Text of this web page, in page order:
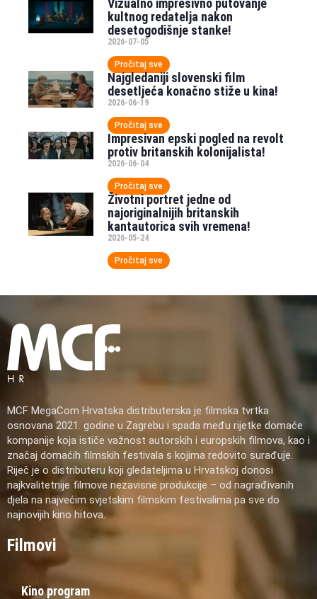
Vizualno impresivno putovanje
kultnog redatelja nakon
desetogodišnje stanke!
2026-07-05
Pročitaj sve
Najgledaniji slovenski film
desetljeća konačno stiže u kina!
2026-06-19
Pročitaj sve
Impresivan epski pogled na revolt
protiv britanskih kolonijalista!
2026-06-04
Pročitaj sve
Životni portret jedne od
najoriginalnijih britanskih
kantautorica svih vremena!
2026-05-24
Pročitaj sve
MCF MegaCom Hrvatska distributerska je filmska tvrtka
osnovana 2021. godine u Zagrebu i spada među rijetke domaće
kompanije koja ističe važnost autorskih i europskih filmova, kao i
značaj domaćih filmskih festivala s kojima redovito surađuje.
Riječ je o distributeru koji gledateljima u Hrvatskoj donosi
najkvalitetnije filmove nezavisne produkcije – od nagrađivanih
djela na najvećim svjetskim filmskim festivalima pa sve do
najnovijih kino hitova.
Filmovi
Kino program